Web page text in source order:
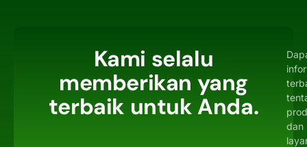
Kami selalu
memberikan yang
terbaik untuk Anda.
dan